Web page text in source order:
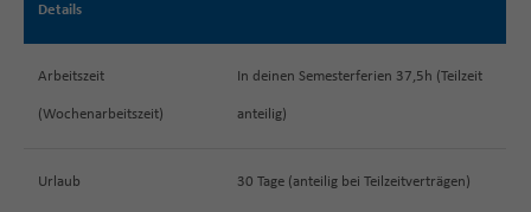
Details
Arbeitszeit
(Wochenarbeitszeit)
In deinen Semesterferien 37,5h (Teilzeit
anteilig)
Urlaub 30 Tage (anteilig bei Teilzeitverträgen)